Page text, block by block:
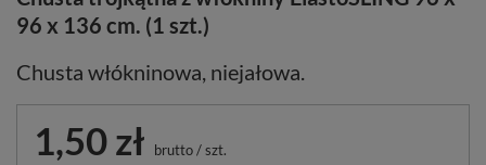
96 x 136 cm. (1 szt.)
Chusta włókninowa, niejałowa.
1,50 zł brutto/szt.